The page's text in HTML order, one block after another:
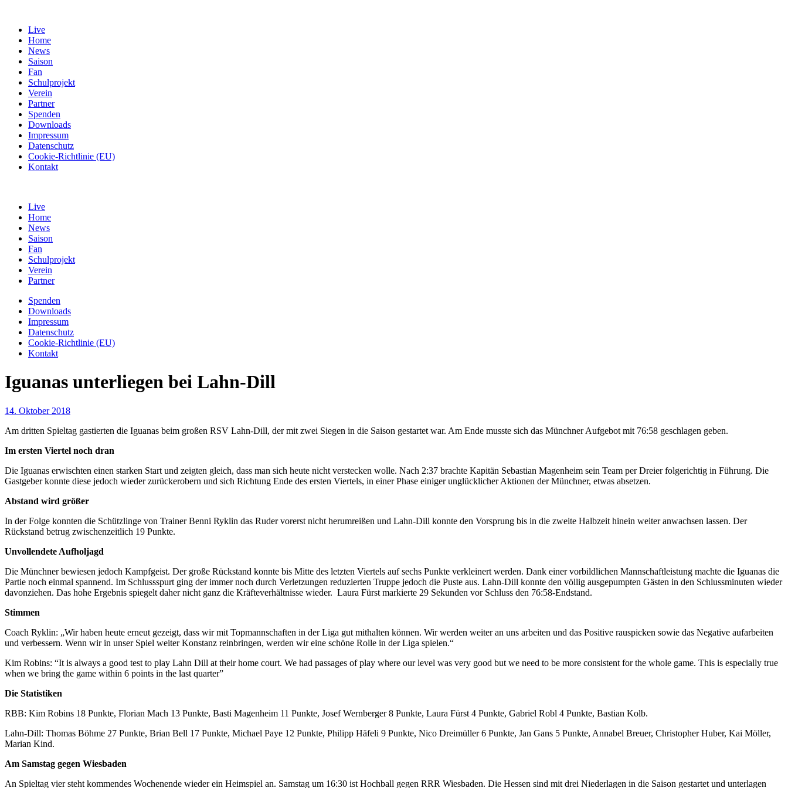
Live
Home
News
Saison
Fan
Schulprojekt
Verein
Partner
Spenden
Downloads
Impressum
Datenschutz
Cookie-Richtlinie (EU)
Kontakt
Live
Home
News
Saison
Fan
Schulprojekt
Verein
Partner
Spenden
Downloads
Impressum
Datenschutz
Cookie-Richtlinie (EU)
Kontakt
Iguanas unterliegen bei Lahn-Dill
14. Oktober 2018
Am dritten Spieltag gastierten die Iguanas beim großen RSV Lahn-Dill, der mit zwei Siegen in die Saison gestartet war. Am Ende musste sich das Münchner Aufgebot mit 76:58 geschlagen geben.
Im ersten Viertel noch dran
Die Iguanas erwischten einen starken Start und zeigten gleich, dass man sich heute nicht verstecken wolle. Nach 2:37 brachte Kapitän Sebastian Magenheim sein Team per Dreier folgerichtig in Führung. Die
Gastgeber konnte diese jedoch wieder zurückerobern und sich Richtung Ende des ersten Viertels, in einer Phase einiger unglücklicher Aktionen der Münchner, etwas absetzen.
Abstand wird größer
In der Folge konnten die Schützlinge von Trainer Benni Ryklin das Ruder vorerst nicht herumreißen und Lahn-Dill konnte den Vorsprung bis in die zweite Halbzeit hinein weiter anwachsen lassen. Der
Rückstand betrug zwischenzeitlich 19 Punkte.
Unvollendete Aufholjagd
Die Münchner bewiesen jedoch Kampfgeist. Der große Rückstand konnte bis Mitte des letzten Viertels auf sechs Punkte verkleinert werden. Dank einer vorbildlichen Mannschaftleistung machte die Iguanas die
Partie noch einmal spannend. Im Schlussspurt ging der immer noch durch Verletzungen reduzierten Truppe jedoch die Puste aus. Lahn-Dill konnte den völlig ausgepumpten Gästen in den Schlussminuten wieder
davonziehen. Das hohe Ergebnis spiegelt daher nicht ganz die Kräfteverhältnisse wieder. Laura Fürst markierte 29 Sekunden vor Schluss den 76:58-Endstand.
Stimmen
Coach Ryklin: „Wir haben heute erneut gezeigt, dass wir mit Topmannschaften in der Liga gut mithalten können. Wir werden weiter an uns arbeiten und das Positive rauspicken sowie das Negative aufarbeiten
und verbessern. Wenn wir in unser Spiel weiter Konstanz reinbringen, werden wir eine schöne Rolle in der Liga spielen.“
Kim Robins: “It is always a good test to play Lahn Dill at their home court. We had passages of play where our level was very good but we need to be more consistent for the whole game. This is especially true
when we bring the game within 6 points in the last quarter”
Die Statistiken
RBB: Kim Robins 18 Punkte, Florian Mach 13 Punkte, Basti Magenheim 11 Punkte, Josef Wernberger 8 Punkte, Laura Fürst 4 Punkte, Gabriel Robl 4 Punkte, Bastian Kolb.
Lahn-Dill: Thomas Böhme 27 Punkte, Brian Bell 17 Punkte, Michael Paye 12 Punkte, Philipp Häfeli 9 Punkte, Nico Dreimüller 6 Punkte, Jan Gans 5 Punkte, Annabel Breuer, Christopher Huber, Kai Möller,
Marian Kind.
Am Samstag gegen Wiesbaden
An Spieltag vier steht kommendes Wochenende wieder ein Heimspiel an. Samstag um 16:30 ist Hochball gegen RRR Wiesbaden. Die Hessen sind mit drei Niederlagen in die Saison gestartet und unterlagen